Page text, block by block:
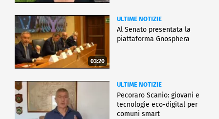
03:20
ULTIME NOTIZIE
Al Senato presentata la
piattaforma Gnosphera
ULTIME NOTIZIE
Pecoraro Scanio: giovani e
tecnologie eco-digital per
comuni smart